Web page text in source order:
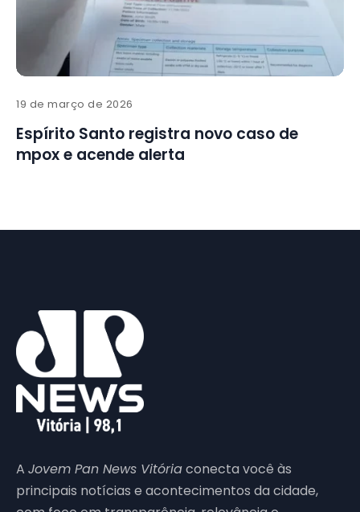
19 de março de 2026
Espírito Santo registra novo caso de
mpox e acende alerta
A Jovem Pan News Vitóriaconecta você às
principais notícias e acontecimentos da cidade,